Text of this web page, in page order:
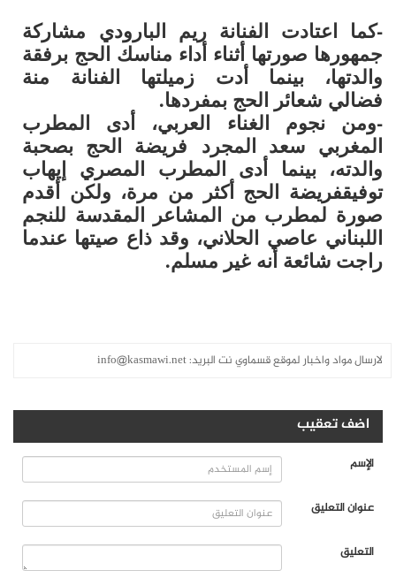
-كما اعتادت الفنانةريم البارودي مشاركة
جمهورها صورتها أثناء أداء مناسك الحج برفقة
والدتها، بينما أدت زميلتها الفنانة منة
فضاليشعائر الحج بمفردها.
-ومن نجوم الغناء العربي، أدى المطرب
المغربيسعد المجردفريضة الحج بصحبة
والدته، بينما أدى المطرب المصريإيهاب
توفيقفريضة الحج أكثر من مرة، ولكن أقدم
صورة لمطرب من المشاعر المقدسة للنجم
اللبنانيعاصي الحلاني، وقد ذاع صيتها عندما
راجت شائعة أنه غير مسلم.
لارسال مواد واخبار لموقع قسماوي نت البريد:info@kasmawi.net
اضف تعقيب
الإسم
عنوان التعليق
التعليق